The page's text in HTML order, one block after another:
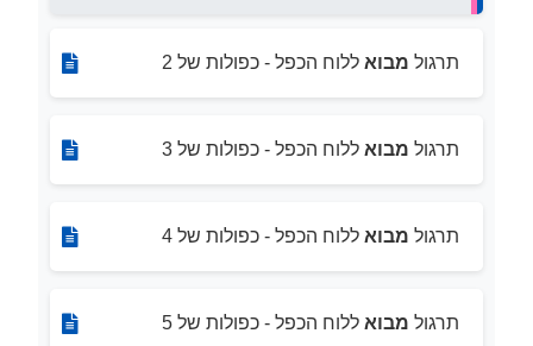
תרגול מבוא ללוח הכפל - כפולות של 2
תרגול מבוא ללוח הכפל - כפולות של 3
תרגול מבוא ללוח הכפל - כפולות של 4
תרגול מבוא ללוח הכפל - כפולות של 5